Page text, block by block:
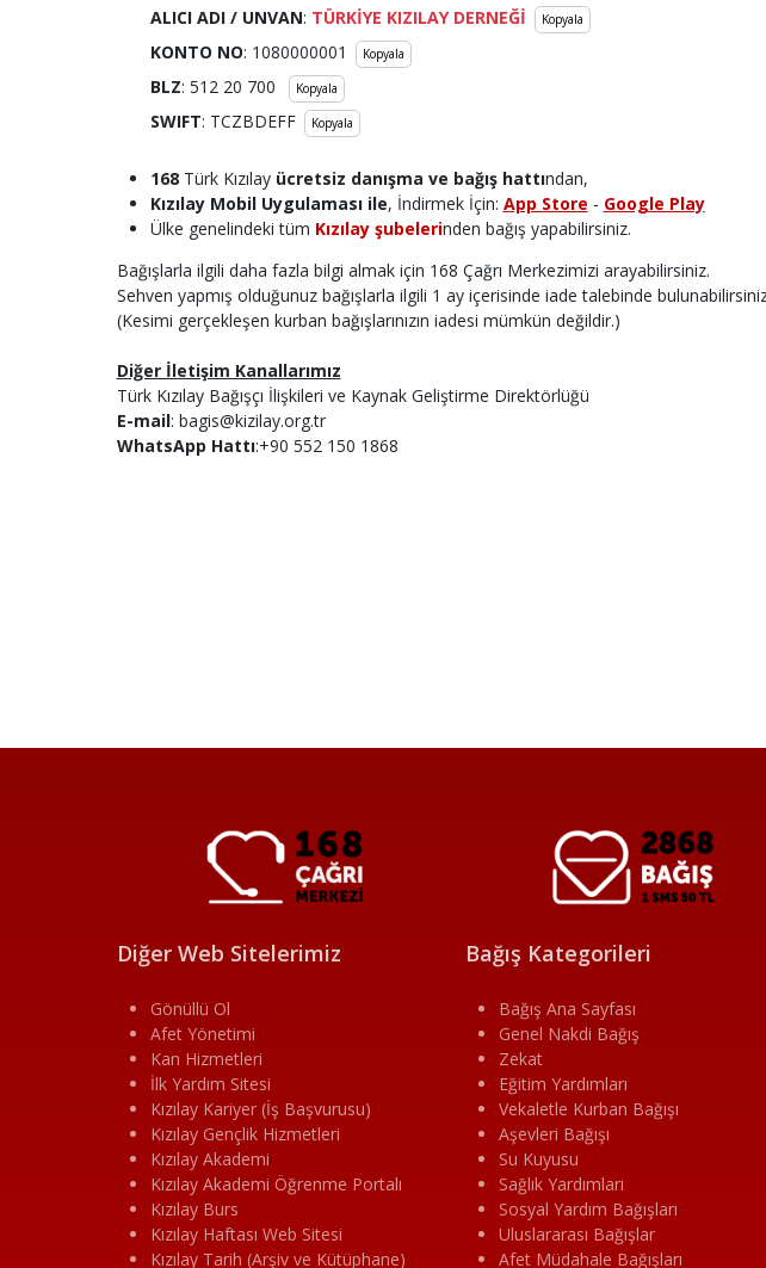
ALICI ADI/ UNVAN: TÜRKİYE KIZILAY DERNEĞİ Kopyala
KONTO NO: 1080000001 Kopyala
BLZ: 512 20 700 Kopyala
SWIFT: TCZBDEFF Kopyala
168 Türk Kızılay ücretsiz danışma ve bağış hattından,
Kızılay Mobil Uygulaması ile, İndirmek İçin: App Store - Google Play
Ülke genelindeki tüm Kızılay şubelerinden bağış yapabilirsiniz.
Bağışlarla ilgili daha fazla bilgi almak için 168 Çağrı Merkezimizi arayabilirsiniz.
Sehven yapmış olduğunuz bağışlarla ilgili 1 ay içerisinde iade talebinde
(Kesimi gerçekleşen kurban bağışlarınızın iadesi mümkün değildir.)
Diğer İletişim Kanallarımız
Türk Kızılay Bağışçı İlişkileri ve Kaynak Geliştirme Direktörlüğü
E-mail: bagis@kizilay.org.tr
WhatsApp Hattı:+90 552 150 1868
Diğer Web Sitelerimiz
Gönüllü Ol
Afet Yönetimi
Kan Hizmetleri
İlk Yardım Sitesi
Kızılay Kariyer (İş Başvurusu)
Kızılay Gençlik Hizmetleri
Kızılay Akademi
Kızılay Akademi Öğrenme Portalı
Kızılay Burs
Kızılay Haftası Web Sitesi
Kızılay Tarih (Arşiv ve Kütüphane)
Bağış Kategorileri
Bağış Ana Sayfası
Genel Nakdi Bağış
Zekat
Eğitim Yardımları
Vekaletle Kurban Bağışı
Aşevleri Bağışı
Su Kuyusu
Sağlık Yardımları
Sosyal Yardım Bağışları
Uluslararası Bağışlar
Afet Müdahale Bağışları